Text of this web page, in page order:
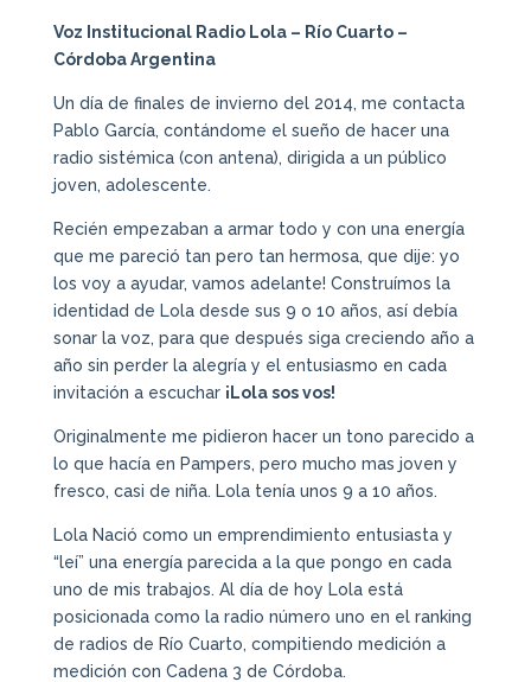
Voz Institucional Radio Lola – Río Cuarto –
Córdoba Argentina
Un día de finales de invierno del 2014, me contacta
Pablo García, contándome el sueño de hacer una
radio sistémica (con antena), dirigida a un público
joven, adolescente.
Recién empezaban a armar todo y con una energía
que me pareció tan pero tan hermosa, que dije: yo
los voy a ayudar, vamos adelante! Construímos la
identidad de Lola desde sus 9 o 10 años, así debía
sonar la voz, para que después siga creciendo año a
año sin perder la alegría y el entusiasmo en cada
invitación a escuchar ¡Lola sos vos!
Originalmente me pidieron hacer un tono parecido a
lo que hacía en Pampers, pero mucho mas joven y
fresco, casi de niña. Lola tenía unos 9 a 10 años.
Lola Nació como un emprendimiento entusiasta y
“leí” una energía parecida a la que pongo en cada
uno de mis trabajos. Al día de hoy Lola está
posicionada como la radio número uno en el ranking
de radios de Río Cuarto, compitiendo medición a
medición con Cadena 3 de Córdoba.